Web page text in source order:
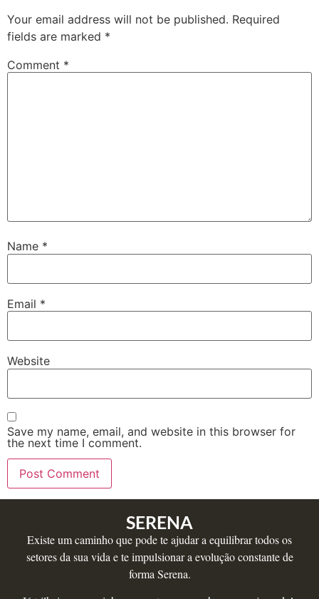
Your email address will not be published. Required
fields are marked *
Comment *
Name *
Email *
Website
Save my name, email, and website in this browser for
the next time I comment.
SERENA
Existe um caminho que pode te ajudar a equilibrar todos os
setores da sua vida e te impulsionar a evolução constante de
forma Serena.